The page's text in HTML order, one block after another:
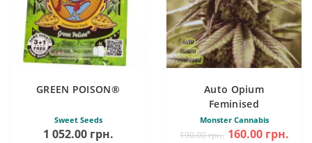
GREEN POISON®
Sweet Seeds
1 052.00 грн.
Auto Opium
Feminised
Monster Cannabis
190.00 грн. 160.00 грн.